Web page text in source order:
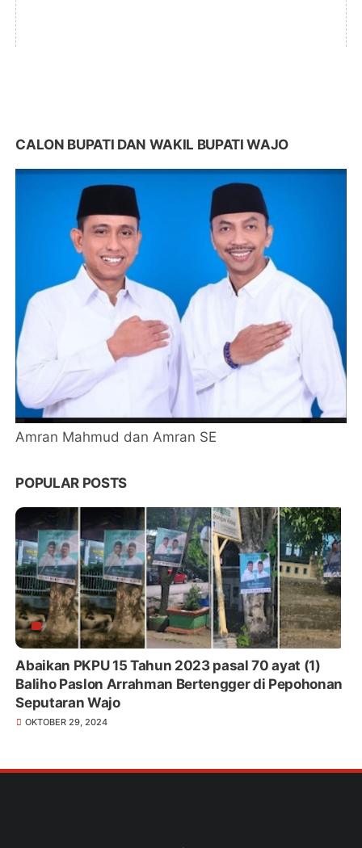
CALON BUPATI DAN WAKIL BUPATI WAJO
Amran Mahmud dan Amran SE
POPULAR POSTS
Abaikan PKPU 15 Tahun 2023 pasal 70 ayat (1)
Baliho Paslon Arrahman Bertengger di Pepohonan
Seputaran Wajo
OKTOBER 29, 2024